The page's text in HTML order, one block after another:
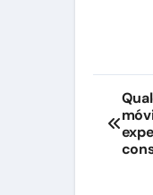
de